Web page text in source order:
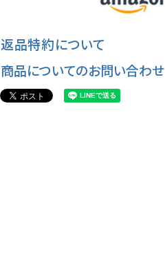
返品特約について
商品についてのお問い合わせ